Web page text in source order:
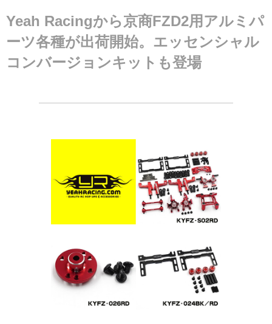
Yeah Racingから京商FZD2用アルミパ
ーツ各種が出荷開始。エッセンシャル
コンバージョンキットも登場